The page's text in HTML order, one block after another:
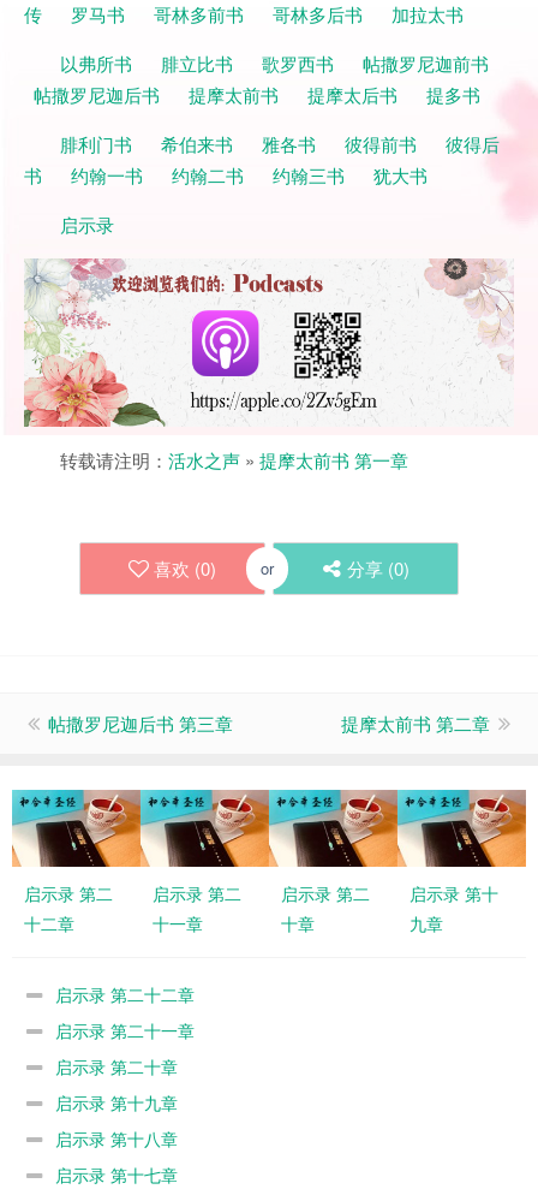
传
罗马书 哥林多前书 哥林多后书
加拉太书
以弗所书
腓立比书 歌罗西书
帖撒罗尼迦前书
帖撒罗尼迦后书
提摩太前书 提摩太后书
提多书
腓利门书
希伯来书 雅各书 彼得前书
彼得后
书
约翰一书 约翰二书 约翰三书
犹大书
启示录
转载请注明： 活水之声 » 提摩太前书 第一章
喜欢 (0) or 分享 (0)
帖撒罗尼迦后书 第三章 提摩太前书 第二章
启示录 第二
十二章
启示录 第二
十一章
启示录 第二
十章
启示录 第十
九章
启示录 第二十二章
启示录 第二十一章
启示录 第二十章
启示录 第十九章
启示录 第十八章
启示录 第十七章